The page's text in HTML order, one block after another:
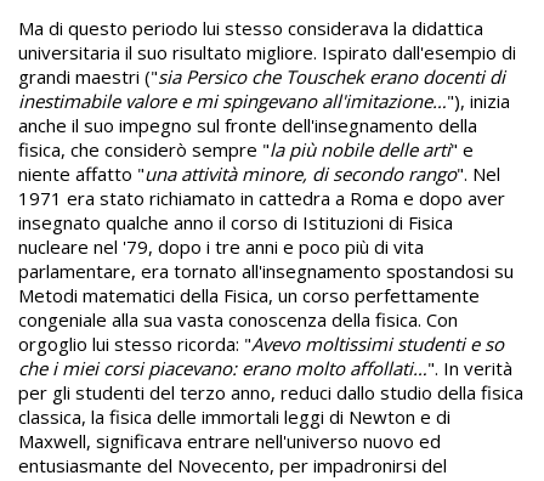
Ma di questo periodo lui stesso considerava la didattica
universitaria il suo risultato migliore. Ispirato dall'esempio di
grandi maestri ("sia Persico che Touschek erano docenti di
inestimabile valore e mi spingevano all'imitazione…"), inizia
anche il suo impegno sul fronte dell'insegnamento della
fisica, che considerò sempre "la più nobile delle arti" e
niente affatto "una attività minore, di secondo rango". Nel
1971 era stato richiamato in cattedra a Roma e dopo aver
insegnato qualche anno il corso di Istituzioni di Fisica
nucleare nel '79, dopo i tre anni e poco più di vita
parlamentare, era tornato all'insegnamento spostandosi su
Metodi matematici della Fisica, un corso perfettamente
congeniale alla sua vasta conoscenza della fisica. Con
orgoglio lui stesso ricorda: "Avevo moltissimi studenti e so
che i miei corsi piacevano: erano molto affollati…". In verità
per gli studenti del terzo anno, reduci dallo studio della fisica
classica, la fisica delle immortali leggi di Newton e di
Maxwell, significava entrare nell'universo nuovo ed
entusiasmante del Novecento, per impadronirsi del